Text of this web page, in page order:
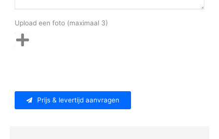
Upload een foto (maximaal 3)
Prijs & levertijd aanvragen